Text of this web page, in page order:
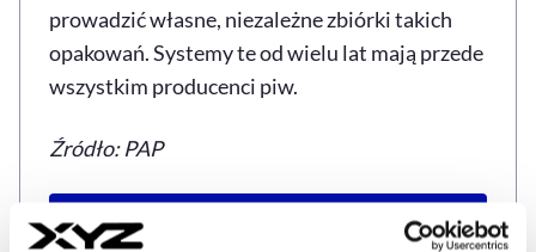
prowadzić własne, niezależne zbiórki takich
opakowań. Systemy te od wielu lat mają przede
wszystkim producenci piw.
Źródło: PAP